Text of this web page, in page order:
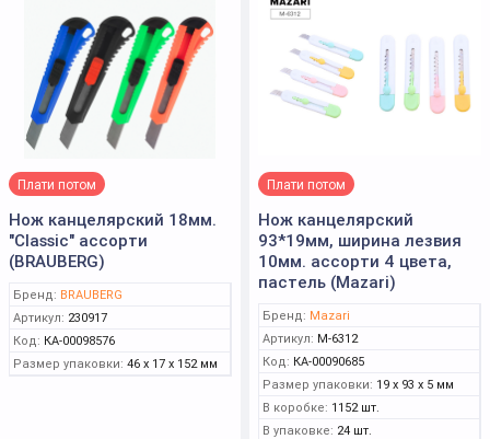
Плати потом
Нож канцелярский 18мм.
"Classic" ассорти
(BRAUBERG)
Бренд: BRAUBERG
Артикул: 230917
Код: КА-00098576
Размер упаковки: 46 x 17 x 152 мм
Плати потом
Нож канцелярский
93*19мм, ширина лезвия
10мм. ассорти 4 цвета,
пастель (Mazari)
Бренд: Mazari
Артикул: M-6312
Код: КА-00090685
Размер упаковки: 19 x 93 x 5 мм
В коробке: 1152 шт.
В упаковке: 24 шт.